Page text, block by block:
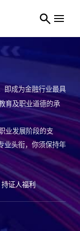
即成为金融行业最具
育及职业道德的承
业发展阶段的支
业头衔，你须保持年
持证人福利